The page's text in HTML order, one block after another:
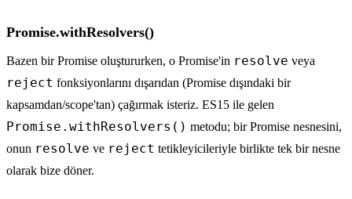
Promise.withResolvers()
Bazen bir Promise oluştururken, o Promise'in resolve veya
reject fonksiyonlarını dışarıdan (Promise dışındaki bir
kapsamdan/scope'tan) çağırmak isteriz. ES15 ile gelen
Promise.withResolvers() metodu; bir Promise nesnesini,
onun resolve ve reject tetikleyicileriyle birlikte tek bir nesne
olarak bize döner.